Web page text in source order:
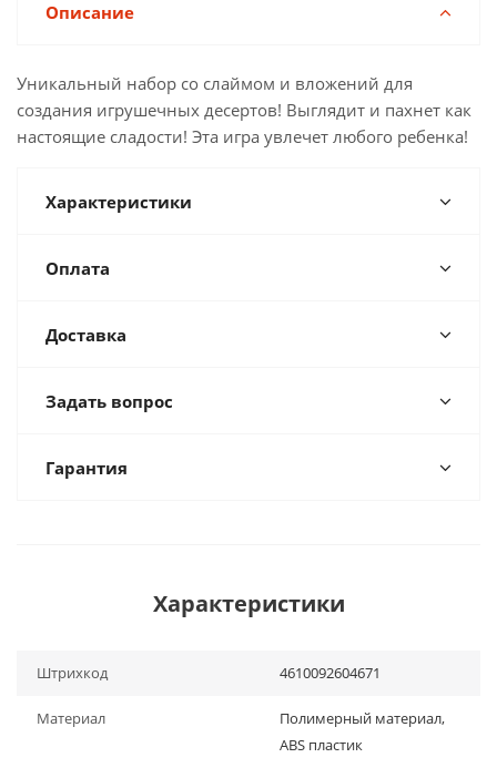
Описание
Уникальный набор со слаймом и вложений для
создания игрушечных десертов! Выглядит и пахнет как
настоящие сладости! Эта игра увлечет любого ребенка!
Характеристики
Оплата
Доставка
Задать вопрос
Гарантия
Характеристики
Штрихкод 4610092604671
Материал
Полимерный материал,
ABS пластик